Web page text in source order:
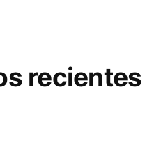
recientes